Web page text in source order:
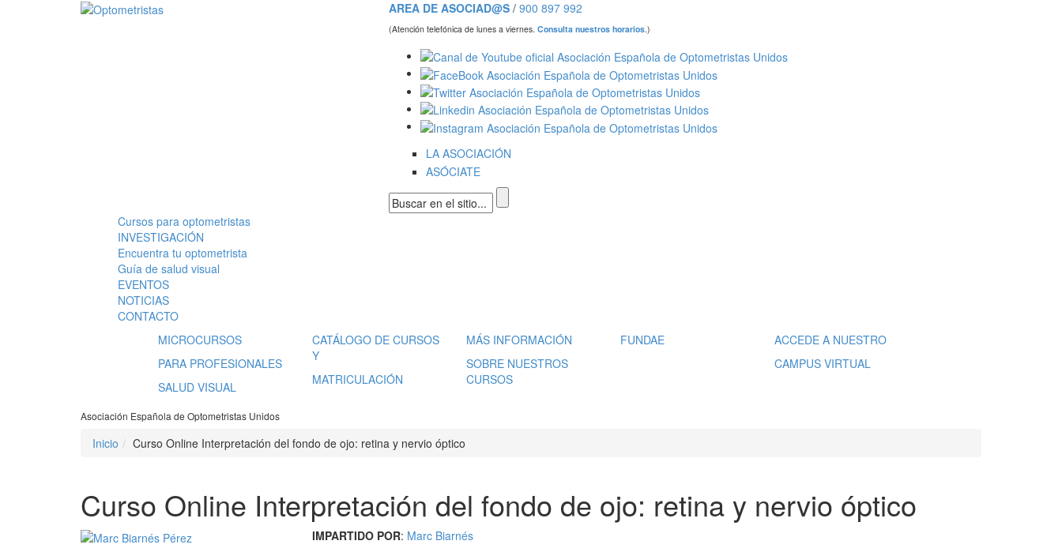
Pasar al contenido principal AREA DE ASOCIAD@S / 900 897 992
(Atención telefónica de lunes a viernes. Consulta nuestros horarios .)
LA ASOCIACIÓN
ASÓCIATE
Formulario de búsqueda
Menú principal
Cursos para optometristas
INVESTIGACIÓN
Encuentra tu optometrista
Guía de salud visual
EVENTOS
NOTICIAS
CONTACTO
MICROCURSOS
PARA PROFESIONALES
SALUD VISUAL
CATÁLOGO DE CURSOS
Y
MATRICULACIÓN
MÁS INFORMACIÓN
SOBRE NUESTROS
CURSOS
FUNDAE
ACCEDE A NUESTRO
CAMPUS VIRTUAL
Asociación Española de Optometristas Unidos
Inicio Curso Online Interpretación del fondo de ojo: retina y nervio óptico
Curso Online Interpretación del fondo de ojo: retina y nervio óptico
IMPARTIDO POR: Marc Biarnés